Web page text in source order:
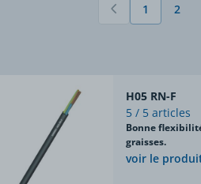
Vous lisez
1 Page
2
H05 RN-F
5 / 5 articles
Bonne
graisses.
voir le